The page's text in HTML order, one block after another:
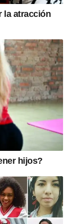
la atracción
hijos?